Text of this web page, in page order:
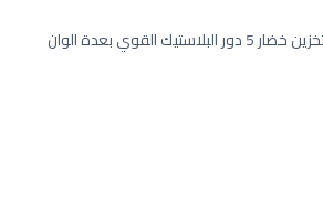
البلاستيك القوي بعدة الوان